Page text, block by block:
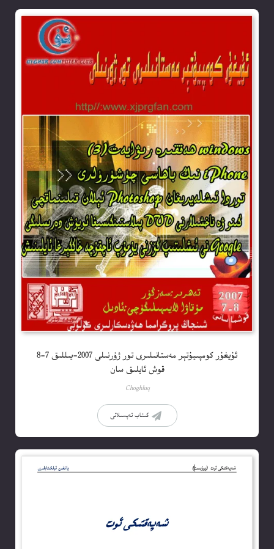
ئۇيغۇر كومپىيۇتېر مەستانىلىرى تور ژۇرنىلى 2007-يىللىق 7-8
قوش ئايلىق سان
Choghluq
كىتاب تەپسىلاتى